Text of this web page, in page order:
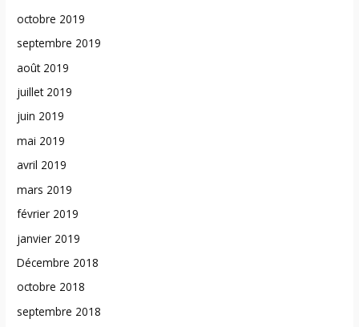
octobre 2019
septembre 2019
août 2019
juillet 2019
juin 2019
mai 2019
avril 2019
mars 2019
février 2019
janvier 2019
Décembre 2018
octobre 2018
septembre 2018